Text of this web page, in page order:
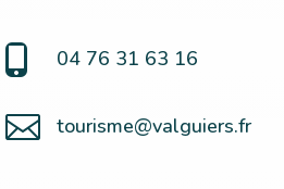
 04 76 31 63 16
 tourisme@valguiers.fr